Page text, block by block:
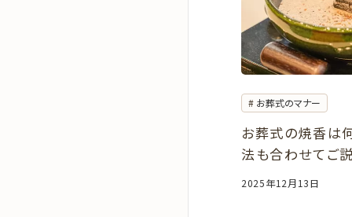
お葬式のマナー
お葬式の焼香は
法も合わせてご
2025年12月13日